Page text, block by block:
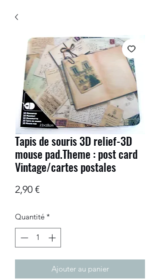
Tapis de souris 3D relief-3D
mouse pad.Theme : post card
Vintage/cartes postales
2,90 €Prix
Quantité *
Ajouter au panier